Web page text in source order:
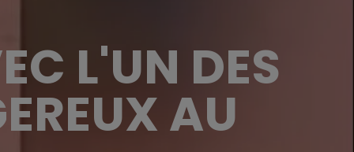
L'UN DES
AU